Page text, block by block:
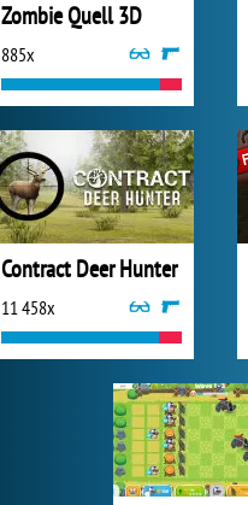
Zombie Quell 3D
885x
Contract Deer Hunter
11 458x